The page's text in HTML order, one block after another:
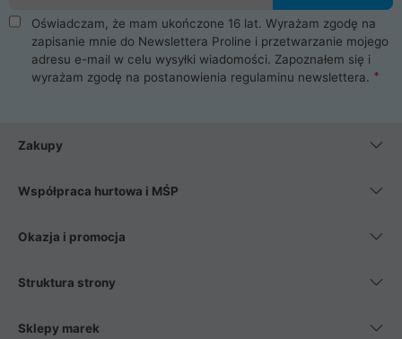
takie jak procesory, karty graficzne, płyty główne, pamięci,
dyski SSD, M.2 oraz HDD. Nasi pracownicy pomogą Ci wybrać
najlepszy zasilacz komputerowy oraz obudowę do komputera.
Poza komputerami mamy również najlepsze na rynku
Smartfony takich producentów jak Xiaomi, Apple, Samsung i
wentylatory. Na koniec mając już to wszystko, możesz
Oświadczam, że mam ukończone 16 lat. Wyrażam zgodę na
zapisanie mnie do Newslettera Proline i przetwarzanie mojego
adresu e-mail w celu wysyłki wiadomości. Zapoznałem się i
wyrażam zgodę na postanowienia regulaminu newslettera.
Zakupy
Współpraca hurtowa i MŚP
Okazja i promocja
Struktura strony
Sklepy marek